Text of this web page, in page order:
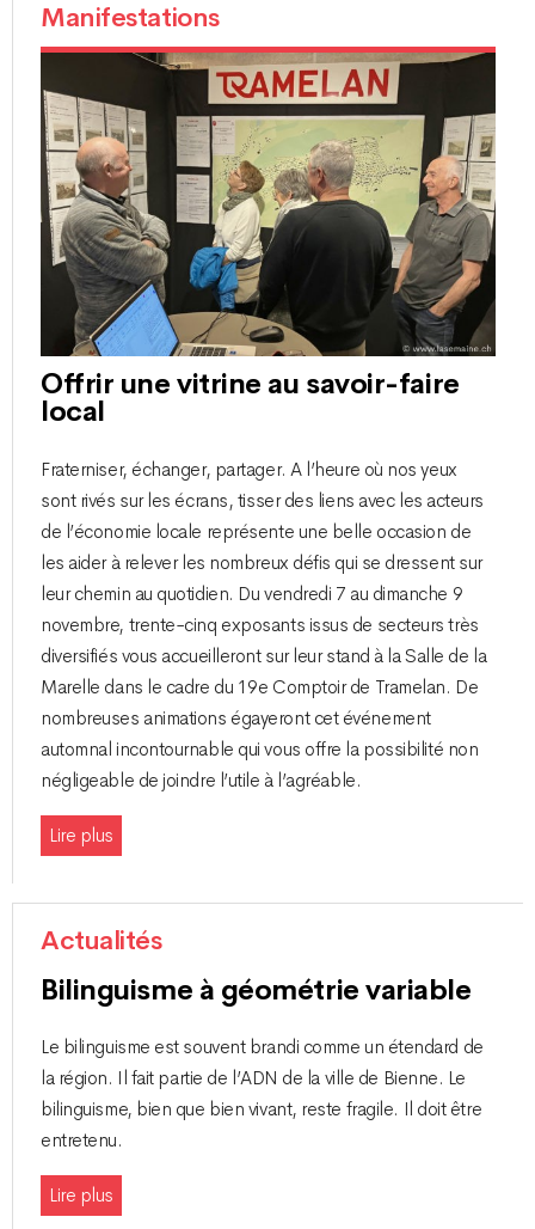
Manifestations
Offrir une vitrine au savoir-faire
local
Fraterniser, échanger, partager. A l’heure où nos yeux
sont rivés sur les écrans, tisser des liens avec les acteurs
de l’économie locale représente une belle occasion de
les aider à relever les nombreux défis qui se dressent sur
leur chemin au quotidien. Du vendredi 7 au dimanche 9
novembre, trente-cinq exposants issus de secteurs très
diversifiés vous accueilleront sur leur stand à la Salle de la
Marelle dans le cadre du 19e Comptoir de Tramelan. De
nombreuses animations égayeront cet événement
automnal incontournable qui vous offre la possibilité non
négligeable de joindre l’utile à l’agréable.
Lire plus
Actualités
Bilinguisme à géométrie variable
Le bilinguisme est souvent brandi comme un étendard de
la région. Il fait partie de l’ADN de la ville de Bienne. Le
bilinguisme, bien que bien vivant, reste fragile. Il doit être
entretenu.
Lire plus